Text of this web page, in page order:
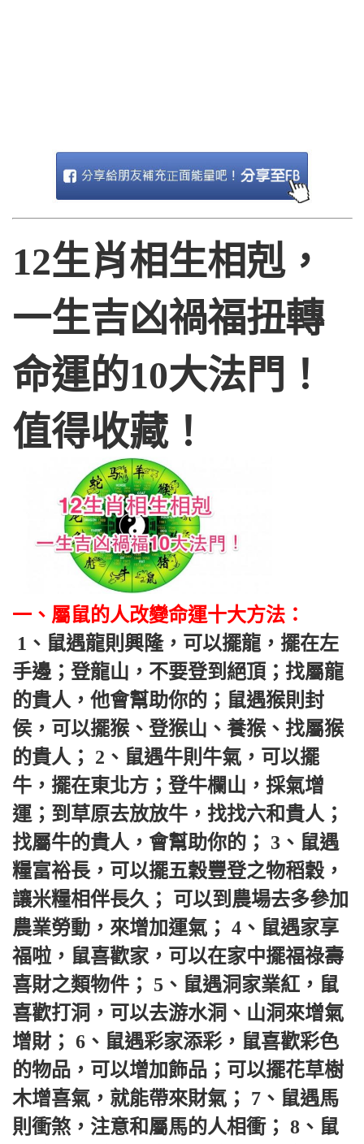
12生肖相生相剋，
一生吉凶禍福扭轉
命運的10大法門！
值得收藏！
一、屬鼠的人改變命運十大方法：
手邊；登龍山，不要登到絕頂；找屬龍
的貴人，他會幫助你的；鼠遇猴則封
侯，可以擺猴、登猴山、養猴、找屬猴
的貴人； 2、鼠遇牛則牛氣，可以擺
牛，擺在東北方；登牛欄山，採氣增
運；到草原去放放牛，找找六和貴人；
找屬牛的貴人，會幫助你的； 3、鼠遇
糧富裕長，可以擺五穀豐登之物稻穀，
讓米糧相伴長久； 可以到農場去多參加
農業勞動，來增加運氣； 4、鼠遇家享
福啦，鼠喜歡家，可以在家中擺福祿壽
喜財之類物件； 5、鼠遇洞家業紅，鼠
喜歡打洞，可以去游水洞、山洞來增氣
增財； 6、鼠遇彩家添彩，鼠喜歡彩色
的物品，可以增加飾品；可以擺花草樹
木增喜氣，就能帶來財氣； 7、鼠遇馬
則衝煞，注意和屬馬的人相衝； 8、鼠